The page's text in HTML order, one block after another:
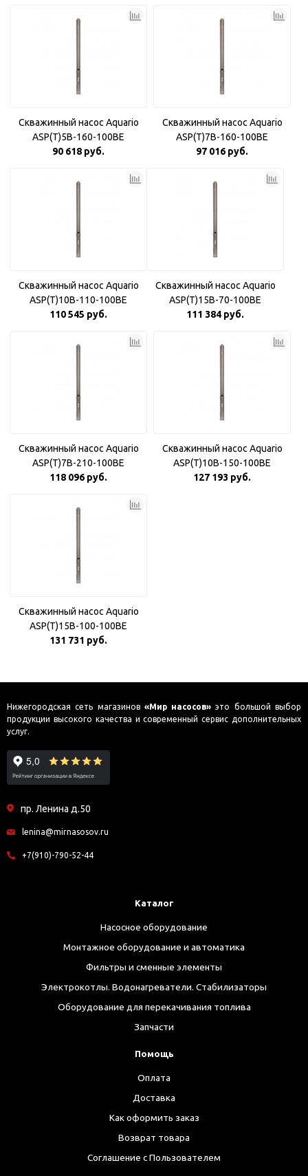
Скважинный насос Aquario
ASP(T)5B-160-100BE
90 618 руб.
Скважинный насос Aquario
ASP(T)7B-160-100BE
97 016 руб.
Скважинный насос Aquario
ASP(T)10B-110-100BE
110 545 руб.
Скважинный насос Aquario
ASP(T)15B-70-100BE
111 384 руб.
Скважинный насос Aquario
ASP(T)7B-210-100BE
118 096 руб.
Скважинный насос Aquario
ASP(T)10B-150-100BE
127 193 руб.
Скважинный насос Aquario
ASP(T)15B-100-100BE
131 731 руб.
Нижегородская сеть магазинов «Мир насосов» это большой выбор
продукции высокого качества и современный сервис дополнительных
услуг.
пр. Ленина д.50
lenina@mirnasosov.ru
+7(910)-790-52-44
Каталог
Насосное оборудование
Монтажное оборудование и автоматика
Фильтры и сменные элементы
Электрокотлы. Водонагреватели. Стабилизаторы
Оборудование для перекачивания топлива
Запчасти
Помощь
Оплата
Доставка
Как оформить заказ
Возврат товара
Соглашение с Пользователем